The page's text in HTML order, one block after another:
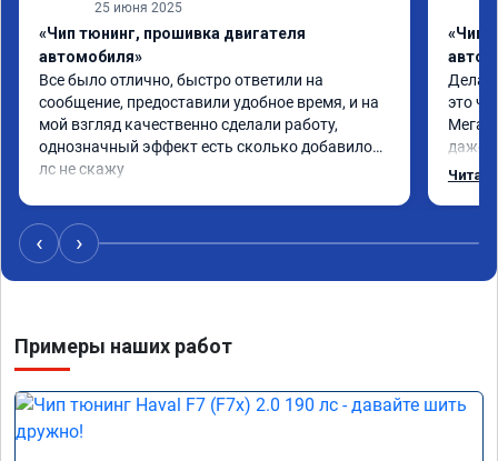
25 июня 2025
«Чип тюнинг, прошивка двигателя
автомобиля»
Все было отлично, быстро ответили на
сообщение, предоставили удобное время, и на
мой взгляд качественно сделали работу,
однозначный эффект есть сколько добавилось
лс не скажу
«Чип
Делал
это
Мега
даже
одно
‹ ›
Примеры наших работ